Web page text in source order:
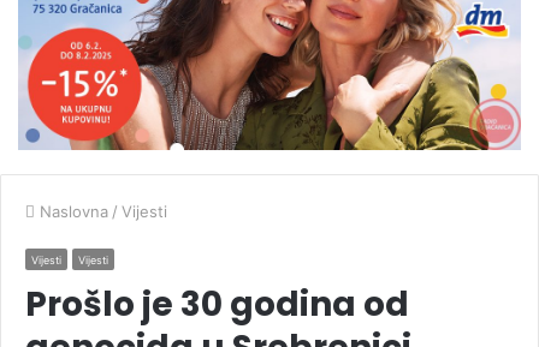
Naslovna / Vijesti
Vijesti Vijesti
Prošlo je 30 godina od